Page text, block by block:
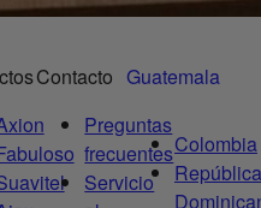
Contacto
Preguntas
frecuentes
Servicio
Guatemala
Colombia
República